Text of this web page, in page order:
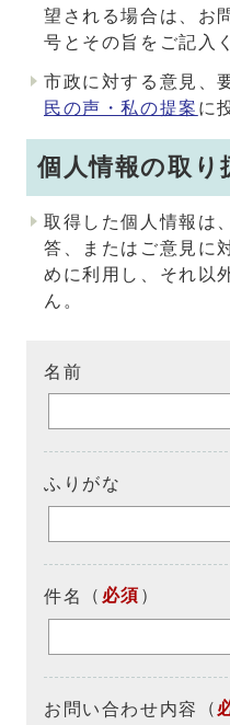
望される場合は、お
号とその旨をご記入
市政に対する意見、
民の声・私の提案 に
個人情報の取り
取得した個人情報は
答、またはご意見に
めに利用し、それ以
ん。
名前
ふりがな
件名 （ 必須 ）
お問い合わせ内容 （